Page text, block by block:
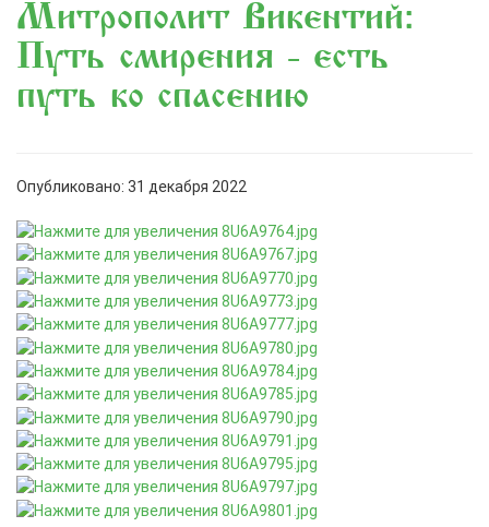
Митрополит Викентий:
«Путь смирения - есть
путь ко спасению»
Опубликовано: 31 декабря 2022